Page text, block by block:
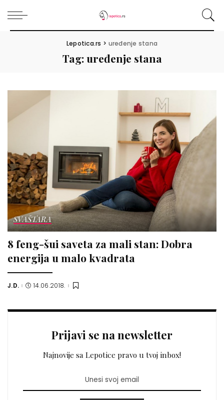
Lepotica.rs > uređenje stana
Tag:uređenje stana
SVAŠTARA
8 feng-šui saveta za mali stan: Dobra
energija u malo kvadrata
Posted
J.D. 14.06.2018.
Prijavi se na newsletter
Najnovije sa Lepotice pravo u tvoj inbox!